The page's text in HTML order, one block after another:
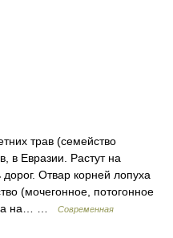
трав (семейство
в Евразии. Растут на
Отвар корней лопуха
(мочегонное, потогонное
на… …
Современная